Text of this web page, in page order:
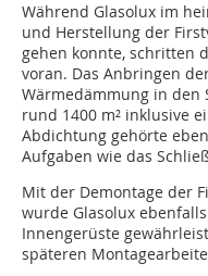
Während Glasolux im
und Herstellung der
gehen konnte, schritten
voran. Das Anbringen
Wärmedämmung in den
rund 1400 m² inklusive
Abdichtung gehörte
Aufgaben wie das
Mit der Demontage der
wurde Glasolux
Innengerüste
späteren